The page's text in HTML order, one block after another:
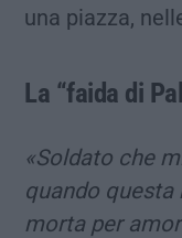
una piazza,
La “faida di
«Soldato che
quando
morta per